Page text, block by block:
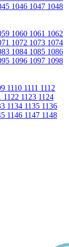
1046 1047 1048
1060 1061 1062
1072 1073 1074
1084 1085 1086
1096 1097 1098
1110 1111 1112
1122 1123 1124
1134 1135 1136
1146 1147 1148